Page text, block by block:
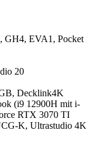
GH4, EVA1, Pocket
20
Decklink4K
(i9 12900H mit i-
RTX 3070 TI
K, Ultrastudio 4K